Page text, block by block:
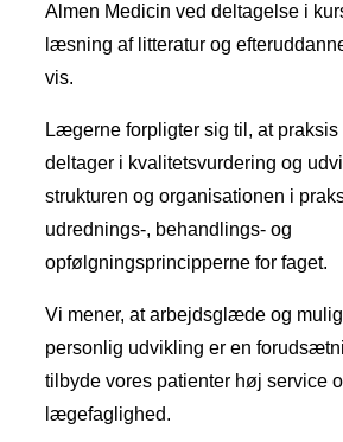
Almen Medicin ved deltagelse i
læsning af litteratur og
vis.
Lægerne forpligter sig til, at
deltager i kvalitetsvurdering og
strukturen og organisationen i
udrednings-, behandlings- og
opfølgningsprincipperne for faget.
Vi mener, at arbejdsglæde og
personlig udvikling er en
tilbyde vores patienter høj service
lægefaglighed.